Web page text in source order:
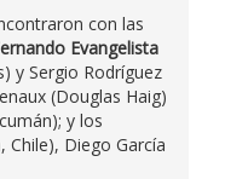
con las
Evangelista
y Sergio Rodríguez
(Douglas Haig)
y los
Chile), Diego García